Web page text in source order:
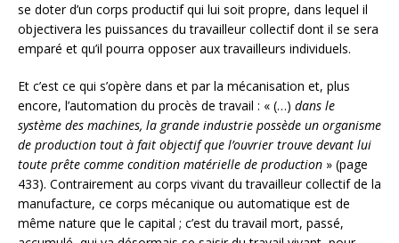
se doter d’un corps productif qui lui soit propre, dans lequel il
objectivera les puissances du travailleur collectif dont il se sera
emparé et qu’il pourra opposer aux travailleurs individuels.
Et c’est ce qui s’opère dans et par la mécanisation et, plus
encore, l’automation du procès de travail : « (…) dans le
système des machines, la grande industrie possède un organisme
de production tout à fait objectif que l’ouvrier trouve devant lui
toute prête comme condition matérielle de production » (page
433). Contrairement au corps vivant du travailleur collectif de la
manufacture, ce corps mécanique ou automatique est de
même nature que le capital ; c’est du travail mort, passé,